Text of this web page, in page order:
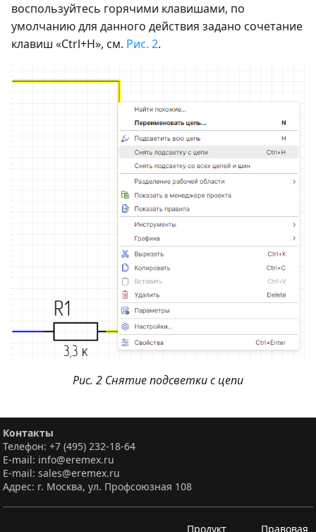
воспользуйтесь горячими клавишами, по
умолчанию для данного действия задано сочетание
клавиш «Ctrl+H», см. Рис. 2.
Рис. 2 Снятие подсветки с цепи
Контакты
Телефон: +7 (495) 232-18-64
E-mail: info@eremex.ru
E-mail: sales@eremex.ru
Адрес: г. Москва, ул. Профсоюзная 108
Продукт Правовая